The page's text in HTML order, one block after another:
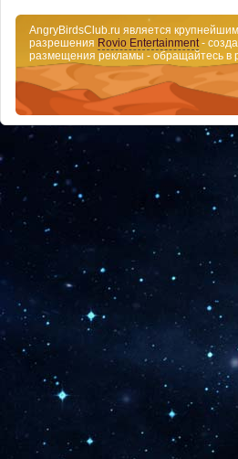
AngryBirdsClub.ru является
разрешения Rovio Entertainment-
размещения рекламы - обращайтесь в